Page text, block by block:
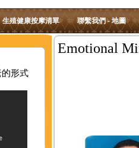
生殖健康按摩清單 聯繫我們 - 地圖
形式
Emotional